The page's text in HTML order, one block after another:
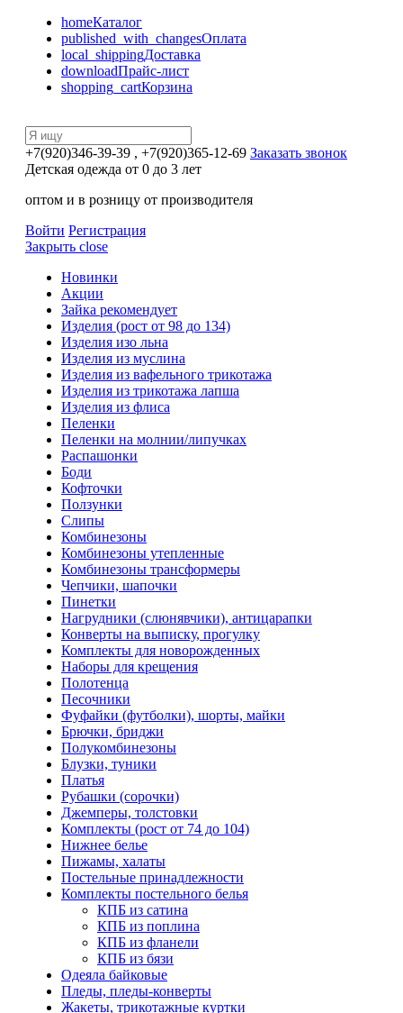
homeКаталог
published_with_changesОплата
local_shippingДоставка
downloadПрайс-лист
shopping_cartКорзина
+7(920)346-39-39 , +7(920)365-12-69 Заказать звонок
Детская одежда от 0 до 3 лет
оптом и в розницу от производителя
Войти Регистрация
Закрыть close
Новинки
Акции
Зайка рекомендует
Изделия (рост от 98 до 134)
Изделия изо льна
Изделия из муслина
Изделия из вафельного трикотажа
Изделия из трикотажа лапша
Изделия из флиса
Пеленки
Пеленки на молнии/липучках
Распашонки
Боди
Кофточки
Ползунки
Слипы
Комбинезоны
Комбинезоны утепленные
Комбинезоны трансформеры
Чепчики, шапочки
Пинетки
Нагрудники (слюнявчики), антицарапки
Конверты на выписку, прогулку
Комплекты для новорожденных
Наборы для крещения
Полотенца
Песочники
Фуфайки (футболки), шорты, майки
Брючки, бриджи
Полукомбинезоны
Блузки, туники
Платья
Рубашки (сорочки)
Джемперы, толстовки
Комплекты (рост от 74 до 104)
Нижнее белье
Пижамы, халаты
Постельные принадлежности
Комплекты постельного белья
КПБ из сатина
КПБ из поплина
КПБ из фланели
КПБ из бязи
Одеяла байковые
Пледы, пледы-конверты
Жакеты, трикотажные куртки